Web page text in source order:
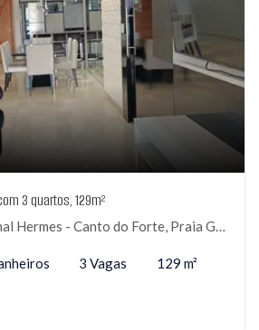
3 quartos, 129m²
- Canto do Forte, Praia Grande-SP
3 Vagas 129 m²